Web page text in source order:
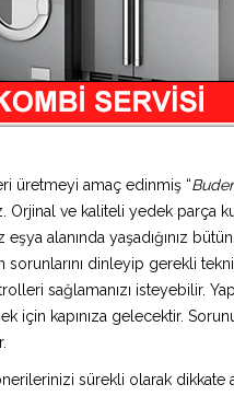
üretmeyi amaç edinmiş “
ve kaliteli yedek parça
alanında yaşadığınız
dinleyip gerekli
sağlamanızı isteyebilir.
için kapınıza gelecektir.
sürekli olarak dikkate